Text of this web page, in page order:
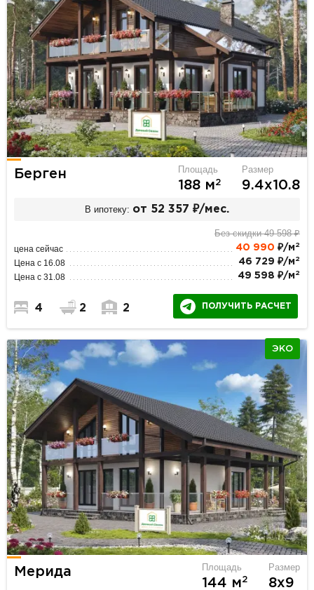
Берген Площадь
188 м2
Размер
9.4х10.8
В ипотеку: от 52 357 ₽/мес.
Без скидки 49 598 ₽
цена сейчас 40 990 ₽/м 2
Цена с 16.08 46 729 ₽/м 2
Цена с 31.08 49 598 ₽/м 2
4 2 2 ПОЛУЧИТЬ РАСЧЕТ
ЭКО
Мерида Площадь
144 м2
Размер
8х9